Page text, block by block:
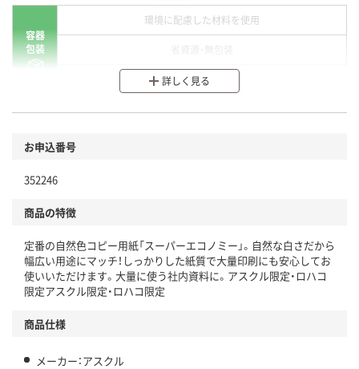
容器
包装
環境に配慮した材料を使用
分別・リサイクルしやすい設計
商品
本体
仕組
アスクルで資源循環している
温室効果ガスなどの削減
この商品の環境配慮ポイントです。下記商品詳細「
詳しく見る
お申込番号
352246
商品の特徴
定番の自然色コピー用紙「スーパーエコノミー」。自然な白さだから
幅広い用途にマッチ！しっかりした紙質で大量印刷にも安心してお
使いいただけます。大量に使う社内資料に。アスクル限定・ロハコ
限定アスクル限定・ロハコ限定
商品仕様
メーカー：アスクル